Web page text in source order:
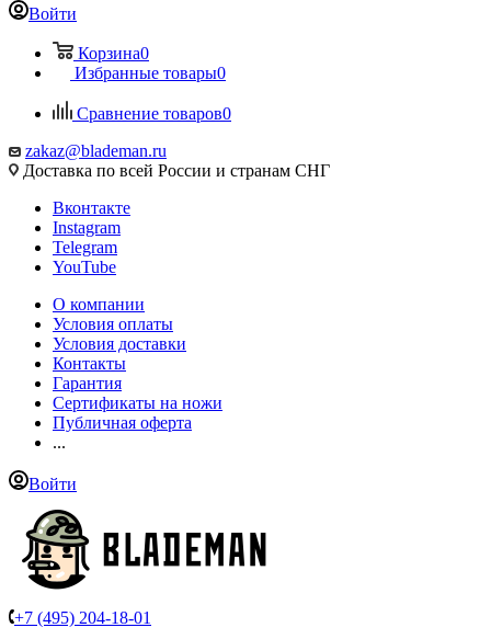
Войти
Корзина0
Избранные товары0
Сравнение товаров0
zakaz@blademan.ru
Доставка по всей России и странам СНГ
Вконтакте
Instagram
Telegram
YouTube
О компании
Условия оплаты
Условия доставки
Контакты
Гарантия
Сертификаты на ножи
Публичная оферта
...
Войти
+7 (495) 204-18-01